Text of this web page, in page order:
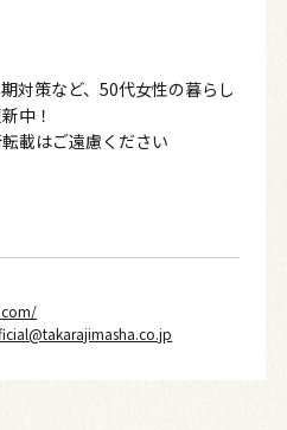
対策など、50代女性の暮らし
中！
載はご遠慮ください